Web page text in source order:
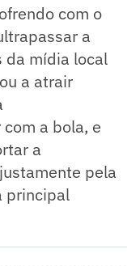
com o
a
da mídia local
a atrair
a bola, e
a
pela
principal